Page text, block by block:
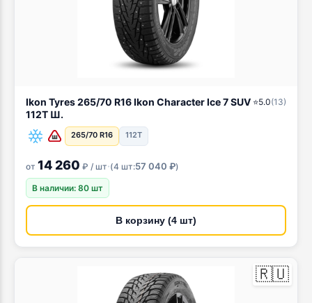
Ikon Tyres 265/70 R16 Ikon Character Ice 7 SUV
112T Ш.
⭐5.0(13)
265/70 R16 112T
от 14 260 ₽ / шт·(4 шт:57 040 ₽)
В наличии: 80 шт
В корзину (4 шт)
🇷🇺